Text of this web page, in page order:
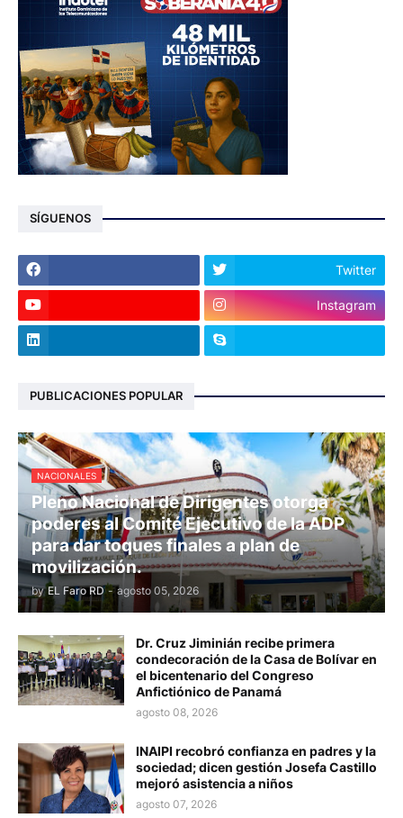
SÍGUENOS
Twitter
Instagram
PUBLICACIONES POPULAR
NACIONALES
Pleno Nacional de Dirigentes otorga
poderes al Comité Ejecutivo de la ADP
para dar toques finales a plan de
movilización.
by EL Faro RD - agosto 05, 2026
Dr. Cruz Jiminián recibe primera
condecoración de la Casa de Bolívar en
el bicentenario del Congreso
Anfictiónico de Panamá
agosto 08, 2026
INAIPI recobró confianza en padres y la
sociedad; dicen gestión Josefa Castillo
mejoró asistencia a niños
agosto 07, 2026